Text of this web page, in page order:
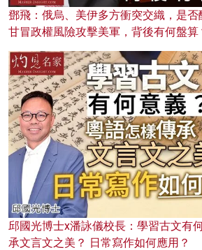
鄧飛：俄烏、美伊多方衝突交織，是
甘冒政權風險攻擊美軍，背後有何盤算
邱國光博士x潘詠儀校長：學習古文有
承文言文之美？ 日常寫作如何應用？